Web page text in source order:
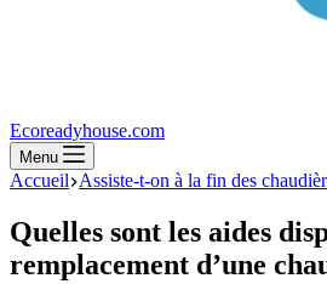
Ecoreadyhouse.com
Menu
Accueil Assiste-t-on à la fin des
Quelles sont les aides
remplacement d’une